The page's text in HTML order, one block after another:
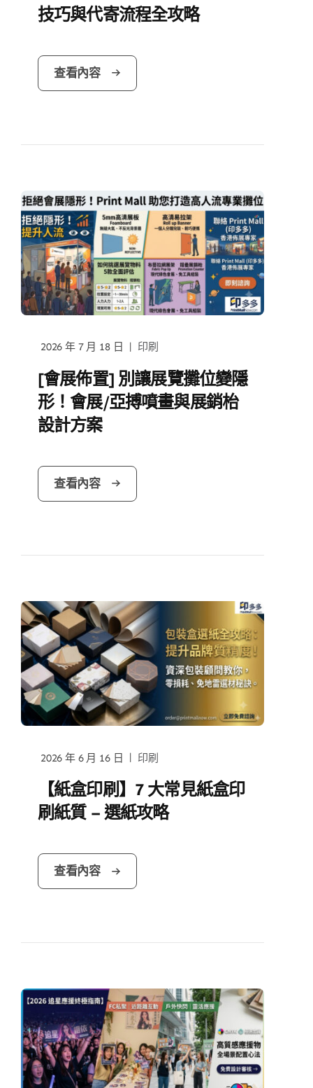
技巧與代寄流程全攻略
查看內容
2026 年 7 月 18 日 | 印刷
[會展佈置] 別讓展覽攤位變隱
形！會展/亞搏噴畫與展銷枱
設計方案
查看內容
2026 年 6 月 16 日 | 印刷
【紙盒印刷】7 大常見紙盒印
刷紙質 – 選紙攻略
查看內容